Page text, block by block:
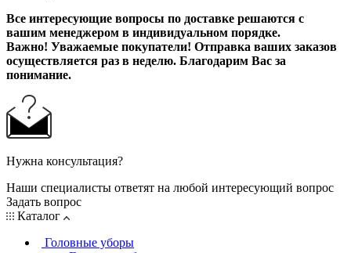
Все интересующие вопросы по доставке решаются с
вашим менеджером в индивидуальном порядке.
Важно! Уважаемые покупатели! Отправка ваших заказов
осуществляется раз в неделю. Благодарим Вас за
понимание.
Нужна консультация?
Наши специалисты ответят на любой интересующий вопрос
Задать вопрос
Каталог
Головные уборы